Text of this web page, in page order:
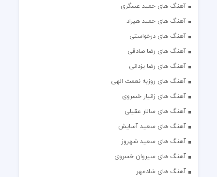
آهنگ های حمید عسگری
آهنگ های حمید هیراد
آهنگ های درخواستی
آهنگ های رضا صادقی
آهنگ های رضا یزدانی
آهنگ های روزبه نعمت الهی
آهنگ های زانیار خسروی
آهنگ های سالار عقیلی
آهنگ های سعید آسایش
آهنگ های سعید شهروز
آهنگ های سیروان خسروی
آهنگ های شادمهر